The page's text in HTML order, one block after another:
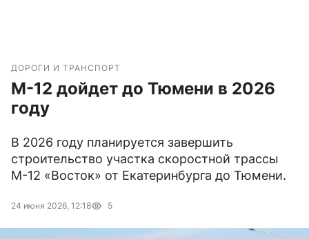
ДОРОГИ И ТРАНСПОРТ
М-12 дойдет до Тюмени в 2026
году
В 2026 году планируется завершить
строительство участка скоростной трассы
М-12 «Восток» от Екатеринбурга до Тюмени.
24 июня 2026, 12:18 5